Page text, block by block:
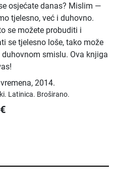
osjećate danas? Mislim —
tjelesno, već i duhovno.
se možete probuditi i
se tjelesno loše, tako može
duhovnom smislu. Ova knjiga
,2014.
Latinica. Broširano.
€